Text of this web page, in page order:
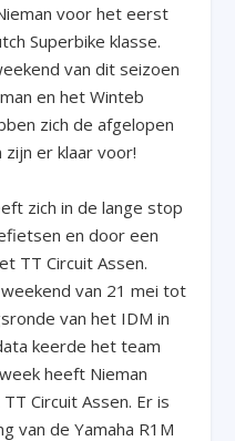
voor het eerst
Superbike klasse.
van dit seizoen
en het Winteb
zich de afgelopen
er klaar voor!
zich in de lange stop
en door een
TT Circuit Assen.
van 21 mei tot
van het IDM in
keerde het team
heeft Nieman
Circuit Assen. Er is
van de Yamaha R1M